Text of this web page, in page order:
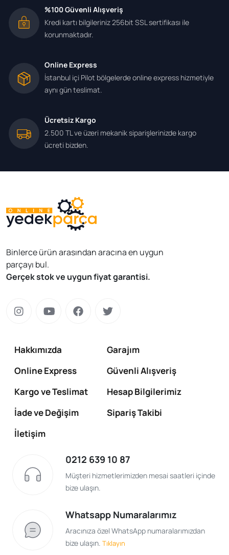
%100 Güvenli Alışveriş
Kredi kartı bilgileriniz 256bit SSL sertifikası ile
korunmaktadır.
Online Express
İstanbul içi Pilot bölgelerde online express hizmetiyle
aynı gün teslimat.
Ücretsiz Kargo
2.500 TL ve üzeri mekanik siparişlerinizde kargo
ücreti bizden.
Binlerce ürün arasından aracına en uygun
parçayı bul.
Gerçek stok ve uygun fiyat garantisi.
Hakkımızda
Garajım
Online Express
Güvenli Alışveriş
Kargo ve Teslimat
Hesap Bilgilerimiz
İade ve Değişim
Sipariş Takibi
İletişim
0212 639 10 87
Müşteri hizmetlerimizden mesai saatleri içinde
bize ulaşın.
Whatsapp Numaralarımız
Aracınıza özel WhatsApp numaralarımızdan
bize ulaşın. Tıklayın